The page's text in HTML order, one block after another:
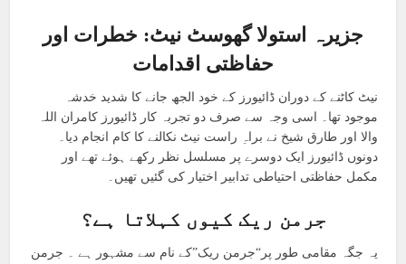
جزیرہ استولا گھوسٹ نیٹ: خطرات اور
حفاظتی اقدامات
نیٹ کاٹنے کے دوران ڈائیورز کے خود الجھ جانے کا شدید خدشہ
موجود تھا۔ اسی وجہ سے صرف دو تجربہ کار ڈائیورز کامران اللہ
والا اور طارق شیخ نے براہِ راست نیٹ نکالنے کا کام انجام دیا۔
دونوں ڈائیورز ایک دوسرے پر مسلسل نظر رکھے ہوئے تھے اور
مکمل حفاظتی احتیاطی تدابیر اختیار کی گئیں تھیں۔
جرمن ریک کیوں کہلاتا ہے؟
یہ جگہ مقامی طور پر“جرمن ریک”کے نام سے مشہور ہے ۔ جرمن